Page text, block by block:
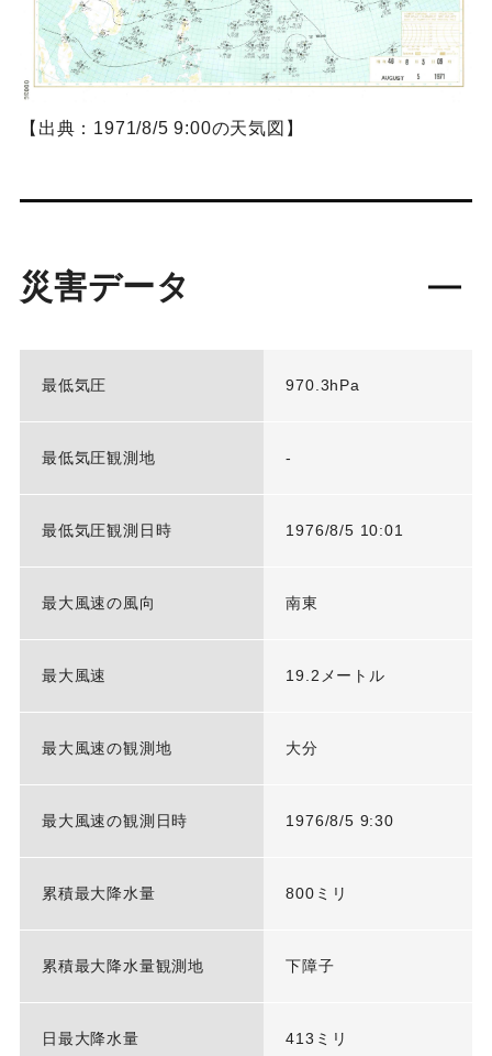
【出典：1971/8/5 9:00の天気図】
災害データ
最低気圧 970.3hPa
最低気圧観測地 -
最低気圧観測日時 1976/8/5 10:01
最大風速の風向 南東
最大風速 19.2メートル
最大風速の観測地 大分
最大風速の観測日時 1976/8/5 9:30
累積最大降水量 800ミリ
累積最大降水量観測地 下障子
日最大降水量 413ミリ